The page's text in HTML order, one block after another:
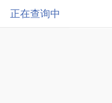
正在查询中